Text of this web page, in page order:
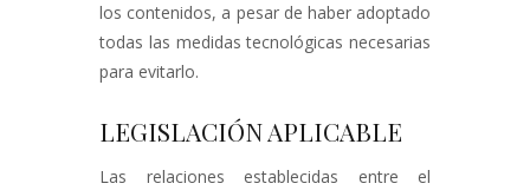
los contenidos, a pesar de haber adoptado
todas las medidas tecnológicas necesarias
para evitarlo.
LEGISLACIÓN APLICABLE
Las relaciones establecidas entre el